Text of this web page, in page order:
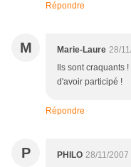
Répondre
M Marie-Laure 28/
Ils sont craquants
d'avoir participé !
Répondre
P PHILO 28/11/2007